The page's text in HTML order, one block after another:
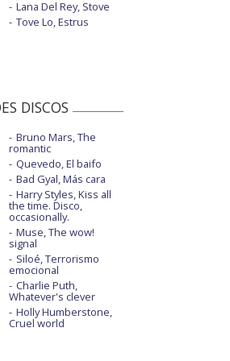
Lana Del Rey, Stove
Tove Lo, Estrus
DISCOS
Bruno Mars, The
romantic
Quevedo, El baifo
Bad Gyal, Más cara
Harry Styles, Kiss all
the time. Disco,
occasionally.
Muse, The wow!
signal
Siloé, Terrorismo
emocional
Charlie Puth,
Whatever's clever
Holly Humberstone,
Cruel world